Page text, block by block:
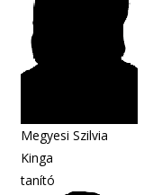
Megyesi Szilvia
Kinga
tanító